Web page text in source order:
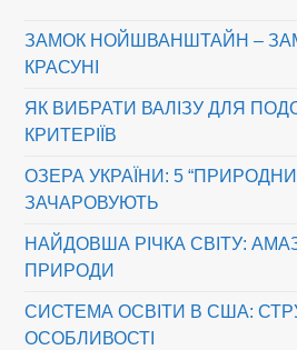
ЗАМОК НОЙШВАНШТАЙН –
КРАСУНІ
ЯК ВИБРАТИ ВАЛІЗУ ДЛЯ
КРИТЕРІЇВ
ОЗЕРА УКРАЇНИ: 5
ЗАЧАРОВУЮТЬ
НАЙДОВША РІЧКА СВІТУ:
ПРИРОДИ
СИСТЕМА ОСВІТИ В США:
ОСОБЛИВОСТІ